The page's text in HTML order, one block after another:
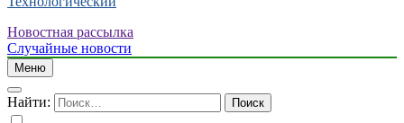
Новостная рассылка
Случайные новости
Меню
Найти: